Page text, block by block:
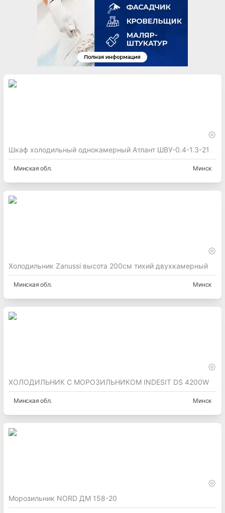
Шкаф холодильный однокамерный Атлант ШВУ-0.4-1.3-21
Минская обл. Минск
Холодильник Zanussi высота 200см тихий двухкамерный
Минская обл. Минск
ХОЛОДИЛЬНИК С МОРОЗИЛЬНИКОМ INDESIT DS 4200W
Минская обл. Минск
Морозильник NORD ДМ 158-20